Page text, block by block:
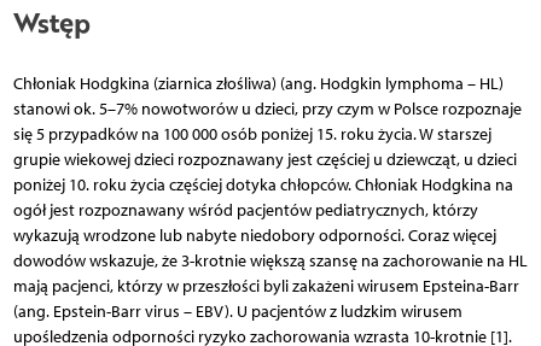
Wstęp
Chłoniak Hodgkina (ziarnica złośliwa) (ang. Hodgkin lymphoma – HL)
stanowi ok. 5–7% nowotworów u dzieci, przy czym w Polsce rozpoznaje
się 5 przypadków na 100 000 osób poniżej 15. roku życia. W starszej
grupie wiekowej dzieci rozpoznawany jest częściej u dziewcząt, u dzieci
poniżej 10. roku życia częściej dotyka chłopców. Chłoniak Hodgkina na
ogół jest rozpoznawany wśród pacjentów pediatrycznych, którzy
wykazują wrodzone lub nabyte niedobory odporności. Coraz więcej
dowodów wskazuje, że 3-krotnie większą szansę na zachorowanie na HL
mają pacjenci, którzy w przeszłości byli zakażeni wirusem Epsteina-Barr
(ang. Epstein-Barr virus – EBV). U pacjentów z ludzkim wirusem
upośledzenia odporności ryzyko zachorowania wzrasta 10-krotnie [1].